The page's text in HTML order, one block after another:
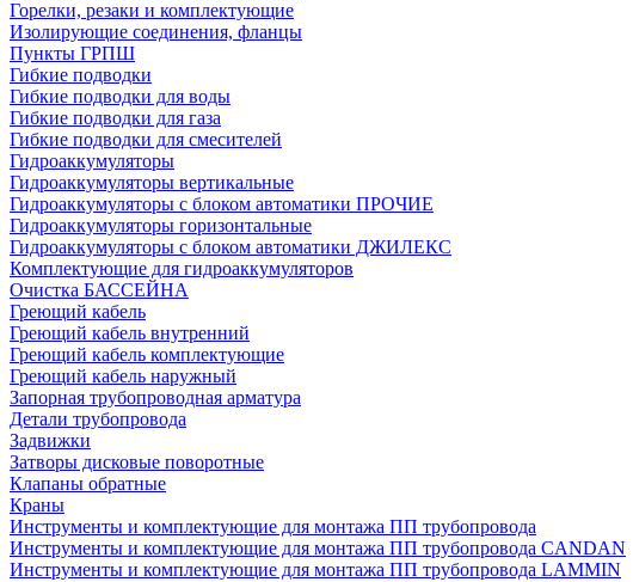
Горелки, резаки и комплектующие
Изолирующие соединения, фланцы
Пункты ГРПШ
Гибкие подводки
Гибкие подводки для воды
Гибкие подводки для газа
Гибкие подводки для смесителей
Гидроаккумуляторы
Гидроаккумуляторы вертикальные
Гидроаккумуляторы с блоком автоматики ПРОЧИЕ
Гидроаккумуляторы горизонтальные
Гидроаккумуляторы с блоком автоматики ДЖИЛЕКС
Комплектующие для гидроаккумуляторов
Очистка БАССЕЙНА
Греющий кабель
Греющий кабель внутренний
Греющий кабель комплектующие
Греющий кабель наружный
Запорная трубопроводная арматура
Детали трубопровода
Задвижки
Затворы дисковые поворотные
Клапаны обратные
Краны
Инструменты и комплектующие для монтажа ПП трубопровода
Инструменты и комплектующие для монтажа ПП трубопровода CANDAN
Инструменты и комплектующие для монтажа ПП трубопровода LAMMIN